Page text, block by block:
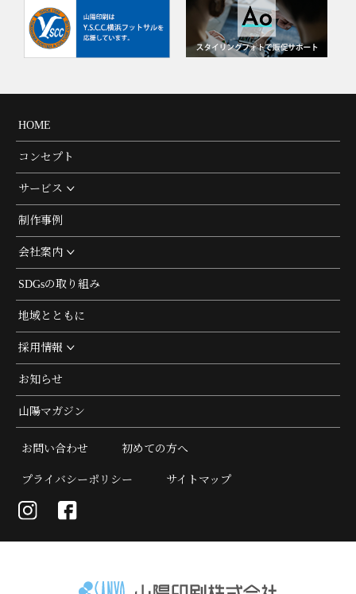
HOME
コンセプト
サービス
制作事例
会社案内
SDGsの取り組み
地域とともに
採用情報
お知らせ
山陽マガジン
お問い合わせ 初めての方へ
プライバシーポリシー サイトマップ